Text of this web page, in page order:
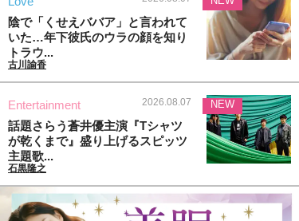
陰で「くせえババア」と言われて
いた…年下彼氏のウラの顔を知り
トラウ...
古川諭香
Entertainment 2026.08.07
話題さらう蒼井優主演『Tシャツ
が乾くまで』盛り上げるスピッツ
主題歌...
石黒隆之
NEW